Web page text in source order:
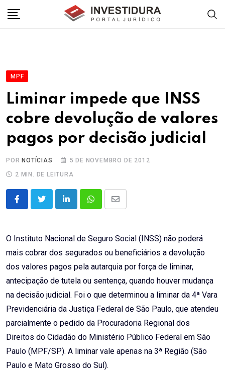
MPF
Liminar impede que INSS
cobre devolução de valores
pagos por decisão judicial
POR NOTÍCIAS
5 DE NOVEMBRO DE 2012
2 MIN. DE LEITURA
LinkedInWhatsappShare
Email
O Instituto Nacional de Seguro Social (INSS) não poderá
mais cobrar dos segurados ou beneficiários a devolução
dos valores pagos pela autarquia por força de liminar,
antecipação de tutela ou sentença, quando houver mudança
na decisão judicial. Foi o que determinou a liminar da 4ª Vara
Previdenciária da Justiça Federal de São Paulo, que atendeu
parcialmente o pedido da Procuradoria Regional dos
Direitos do Cidadão do Ministério Público Federal em São
Paulo (MPF/SP). A liminar vale apenas na 3ª Região (São
Paulo e Mato Grosso do Sul).